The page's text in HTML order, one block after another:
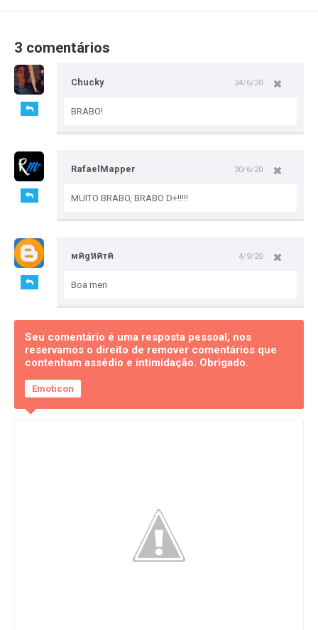
3 comentários
Chucky 24/6/20
BRABO!
RafaelMapper 30/6/20
MUITO BRABO, BRABO D+!!!!!
мคgหคтค 4/9/20
Boa men
Seu comentário é uma resposta pessoal, nos
reservamos o direito de remover comentários que
contenham assédio e intimidação. Obrigado.
Emoticon